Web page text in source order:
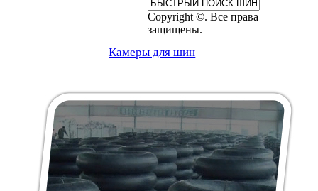
Камеры для шин
Copyright ©. Все права
защищены.